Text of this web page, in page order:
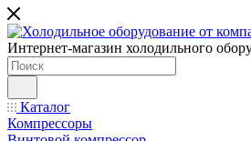
Интернет-магазин холодильного
Каталог
Компрессоры